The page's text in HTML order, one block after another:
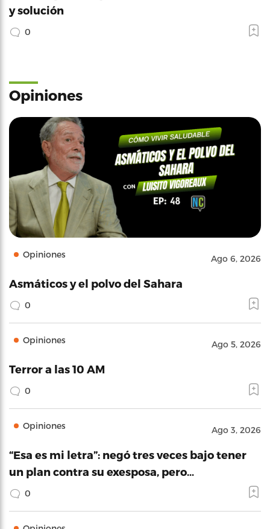
y solución
0
Opiniones
Opiniones Ago 6, 2026
Asmáticos y el polvo del Sahara
0
Opiniones Ago 5, 2026
Terror a las 10 AM
0
Opiniones Ago 3, 2026
“Esa es mi letra”: negó tres veces bajo tener
un plan contra su exesposa, pero…
0